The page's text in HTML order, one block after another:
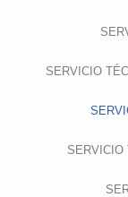
SERVICIO
SERVICIO